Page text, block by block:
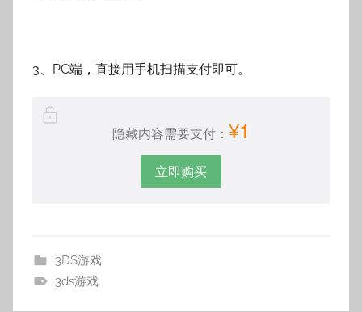
3、PC端，直接用手机扫描支付即可。
隐藏内容需要支付： ¥1
立即购买
3DS游戏
3ds游戏